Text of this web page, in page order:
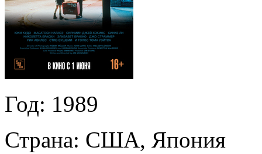
Год: 1989
Страна: США, Япония